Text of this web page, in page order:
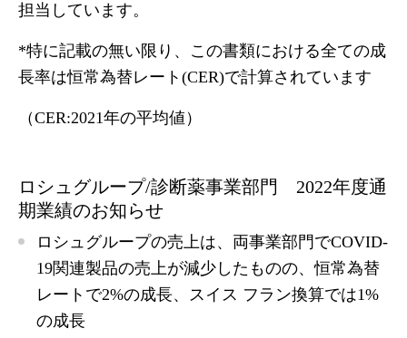
担当しています。
*特に記載の無い限り、この書類における全ての成
長率は恒常為替レート(CER)で計算されています
（CER:2021年の平均値）
ロシュグループ/診断薬事業部門 2022年度通
期業績のお知らせ
ロシュグループの売上は、両事業部門でCOVID-
19関連製品の売上が減少したものの、恒常為替
レートで2%の成長、スイス フラン換算では1%
の成長